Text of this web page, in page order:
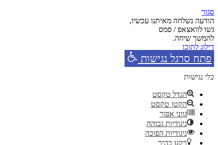
סגור
הודעה נשלחה מאיתנו עכשיו,
גשו לוואצאפ / סמס
להמשך שיחה.
דילוג לתוכן
פתח סרגל נגישות
כלי נגישות
הגדל טקסט
הקטן טקסט
גווני אפור
ניגודיות גבוהה
ניגודיות הפוכה
רקע בהיר